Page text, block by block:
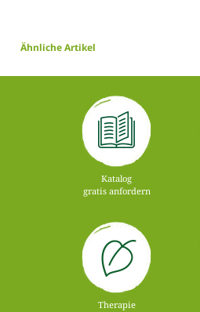
Ähnliche Artikel
Katalog
gratis anfordern
Therapie